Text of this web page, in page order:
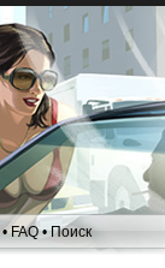
•FAQ•Поиск